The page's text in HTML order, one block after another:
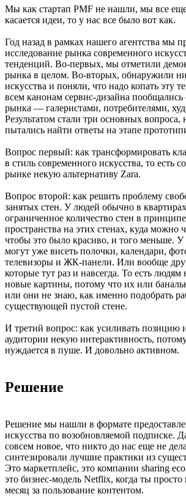
Мы как стартап PMF не нашли, мы все
касается идеи, то у нас все было вот как.
Год назад в рамках нашего агентства мы
исследование рынка современного
тенденций. Во-первых, мы отметили
рынка в целом. Во-вторых, обнаружили
искусства и поняли, что надо копать эту
всем канонам сервис-дизайна
рынка — галеристами, потребителями,
Результатом стали три основных
пытались найти ответы на этапе
Вопрос первый: как трансформировать
в стиль современного искусства, то есть
рынке некую альтернативу Zara.
Вопрос второй: как решить проблему
занятых стен. У людей обычно в
ограниченное количество стен в
пространства на этих стенах, куда можно
чтобы это было красиво, и того меньше. У
могут уже висеть полочки, календари,
телевизоры и ЖК-панели. Или вообще
которые тут раз и навсегда. То есть
новые картины, потому что их или
или они не знаю, как именно подобрать
существующей пустой стене.
И третий вопрос: как усиливать позицию
аудитории некую интерактивность,
нуждается в пуше. И довольно активном.
Решение
Решение мы нашли в формате
искусства по возобновляемой подписке.
совсем новое, что никто до нас еще не
синтезировали лучшие практики из
Это маркетплейс, это компании sharing
это бизнес-модель Netflix, когда ты просто
месяц за пользование контентом.